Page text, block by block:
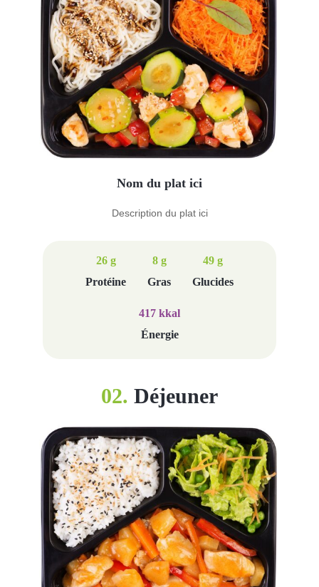
Nom du plat ici
Description du plat ici
26 g
Protéine
8 g
Gras
49 g
Glucides
417 kkal
Énergie
02. Déjeuner